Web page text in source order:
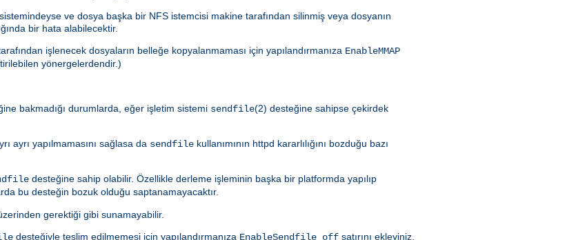
ve dosya başka bir NFS istemcisi makine tarafından silinmiş veya dosyanın
bir hata alabilecektir.
işlenecek dosyaların belleğe kopyalanmaması için yapılandırmanıza EnableMMAP
yönergelerdendir.)
bakmadığı durumlarda, eğer işletim sistemi sendfile(2) desteğine sahipse çekirdek
ayrı yapılmamasını sağlasa da sendfile kullanımının httpd kararlılığını bozduğu bazı
desteğine sahip olabilir. Özellikle derleme işleminin başka bir platformda yapılıp
bu desteğin bozuk olduğu saptanamayacaktır.
gerektiği gibi sunamayabilir.
desteğiyle teslim edilmemesi için yapılandırmanıza EnableSendfile off satırını ekleyiniz.